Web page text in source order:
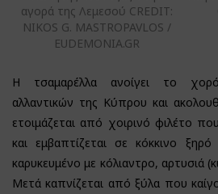
αγορά της Λεμεσού CREDIT:
NIKOS G. MASTROPAVLOS /
EUDEMONIA.GR
Η τσαμαρέλλα ανοίγει το
αλλαντικών της Κύπρου και
ετοιμάζεται από χοιρινό φιλέτο
και εμβαπτίζεται σε κόκκινο
καρυκευμένο με κόλιαντρο, αρτυσιά
Μετά καπνίζεται από ξύλα που